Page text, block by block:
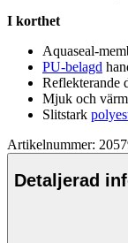
I korthet
Aquaseal-
PU-belagd
Reflekterande
Mjuk och
Slitstark
Artikelnummer:
Detaljerad